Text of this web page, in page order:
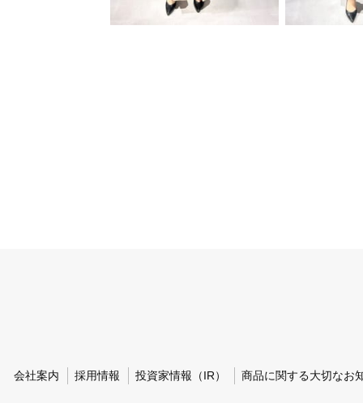
会社案内 採用情報 投資家情報（IR） 商品に関する大切なお